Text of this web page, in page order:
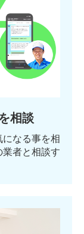
相談
なる事を相
者と相談す